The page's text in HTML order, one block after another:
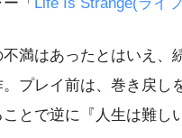
満はあったとはいえ、
。プレイ前は、巻き戻
とで逆に『人生は難し